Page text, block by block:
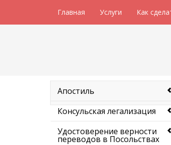
Главная Услуги Как
Апостиль
Консульская легализация
Удостоверение верности
переводов в Посольствах